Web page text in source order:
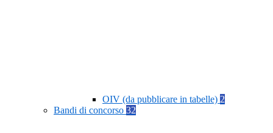
OIV (da pubblicare in tabelle) 2
Bandi di concorso 32